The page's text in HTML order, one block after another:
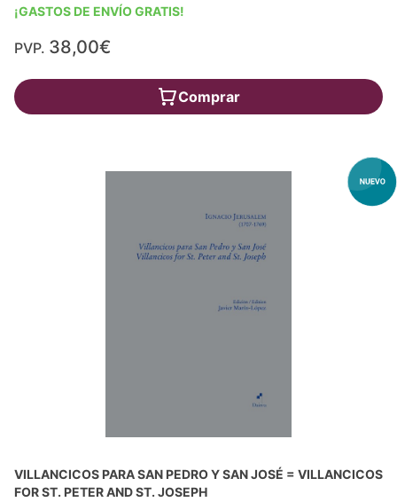
¡GASTOS DE ENVÍO GRATIS!
PVP. 38,00€
Comprar
VILLANCICOS PARA SAN PEDRO Y SAN JOSÉ = VILLANCICOS
FOR ST. PETER AND ST. JOSEPH